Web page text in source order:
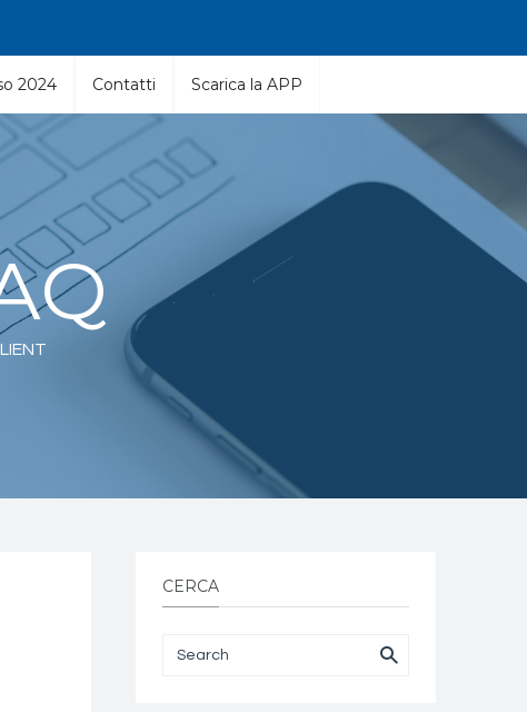
2024 Contatti Scarica la APP
CERCA